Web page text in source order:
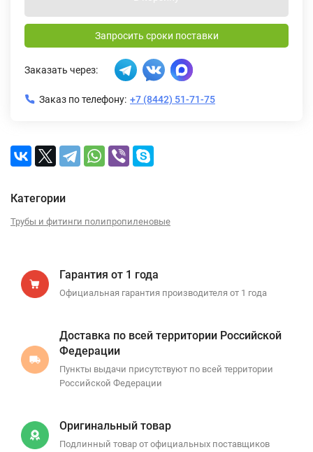
Запросить сроки поставки
Заказать через:
Заказ по телефону: +7 (8442) 51-71-75
Категории
Трубы и фитинги полипропиленовые
Гарантия от 1 года
Официальная гарантия производителя от 1 года
Доставка по всей территории Российской
Федерации
Пункты выдачи присутствуют по всей территории
Российской Федерации
Оригинальный товар
Подлинный товар от официальных поставщиков